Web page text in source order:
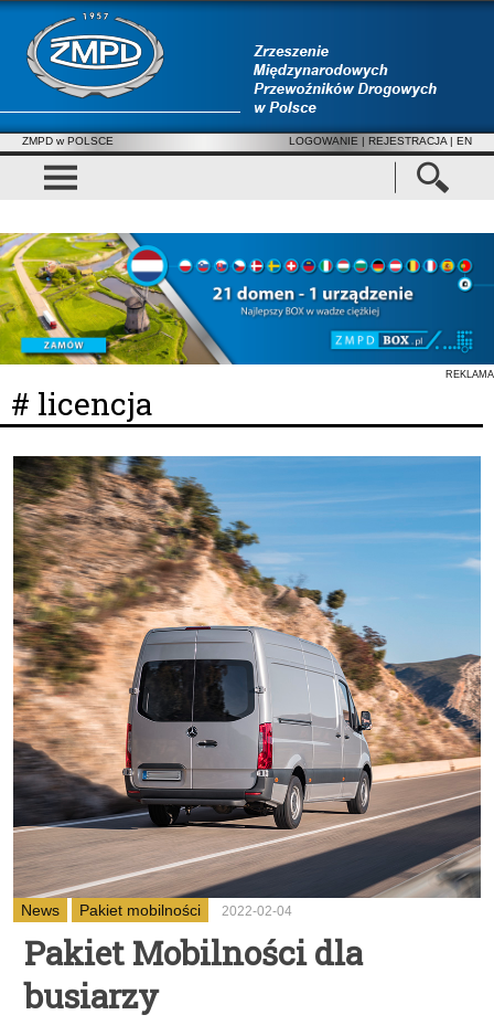
ZMPD w POLSCE LOGOWANIE | REJESTRACJA | EN
REKLAMA
# licencja
News Pakiet mobilności 2022-02-04
Pakiet Mobilności dla
busiarzy